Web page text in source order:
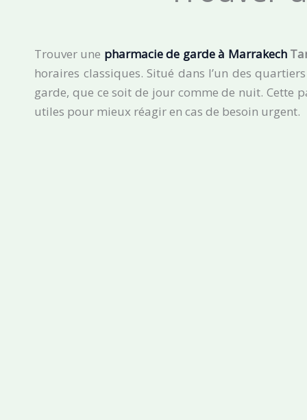
Trouver une pharmacie de garde à Marrakech
horaires classiques. Situé dans l’un des
garde, que ce soit de jour comme de nuit. Cette
utiles pour mieux réagir en cas de besoin urgent.